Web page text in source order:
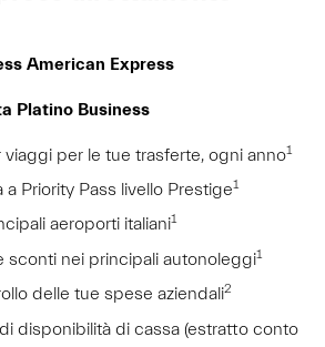
American Express
Platino Business
per le tue trasferte, ogni anno1
a Priority Pass livello Prestige1
aeroporti italiani1
sconti nei principali autonoleggi1
delle tue spese aziendali2
di disponibilità di cassa (estratto conto